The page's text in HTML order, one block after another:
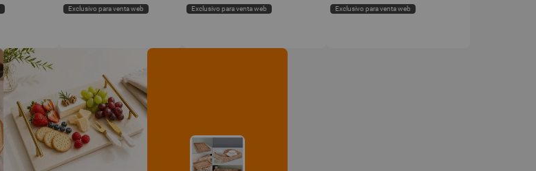
Exclusivo para venta web Exclusivo para venta web Exclusivo para venta web